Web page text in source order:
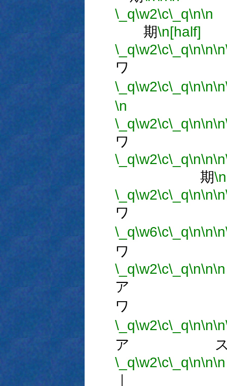
\_q\w2\c\_q\n\n
期\n[half]
\_q\w2\c\_q\n\n\n
ワ
\_q\w2\c\_q\n\n\n
\n
\_q\w2\c\_q\n\n\n
ワ
\_q\w2\c\_q\n\n\n
期
\_q\w2\c\_q\n\n\n
ワ
\_q\w6\c\_q\n\n\n
ワ
\_q\w2\c\_q\n\n\n
ア
ワ
\_q\w2\c\_q\n\n\n
ア ス
\_q\w2\c\_q\n\n\n